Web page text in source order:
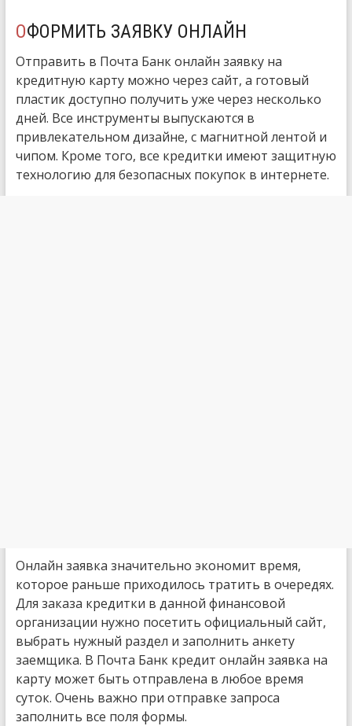
ОФОРМИТЬ ЗАЯВКУ ОНЛАЙН
Отправить в Почта Банк онлайн заявку на
кредитную карту можно через сайт, а готовый
пластик доступно получить уже через несколько
дней. Все инструменты выпускаются в
привлекательном дизайне, с магнитной лентой и
чипом. Кроме того, все кредитки имеют защитную
технологию для безопасных покупок в интернете.
Онлайн заявка значительно экономит время,
которое раньше приходилось тратить в очередях.
Для заказа кредитки в данной финансовой
организации нужно посетить официальный сайт,
выбрать нужный раздел и заполнить анкету
заемщика. В Почта Банк кредит онлайн заявка на
карту может быть отправлена в любое время
суток. Очень важно при отправке запроса
заполнить все поля формы.